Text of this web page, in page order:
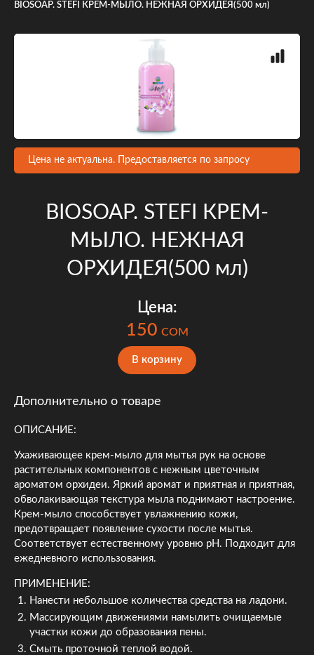
BIOSOAP. STEFI КРЕМ-МЫЛО. НЕЖНАЯ ОРХИДЕЯ(500 мл)
Цена не актуальна. Предоставляется по запросу
BIOSOAP. STEFI КРЕМ-
МЫЛО. НЕЖНАЯ
ОРХИДЕЯ(500 мл)
Цена:
150 COM
В корзину
Дополнительно о товаре
ОПИСАНИЕ:
Ухаживающее крем-мыло для мытья рук на основе
растительных компонентов c нежным цветочным
ароматом орхидеи. Яркий аромат и приятная и приятная,
обволакивающая текстура мыла поднимают настроение.
Крем-мыло способствует увлажнению кожи,
предотвращает появление сухости после мытья.
Соответствует естественному уровню pH. Подходит для
ежедневного использования.
ПРИМЕНЕНИЕ:
Нанести небольшое количества средства на ладони.
Массирующим движениями намылить очищаемые
участки кожи до образования пены.
Смыть проточной теплой водой.